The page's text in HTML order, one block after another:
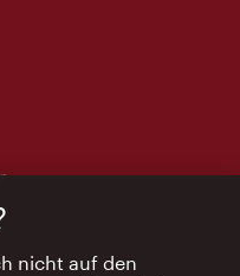
nicht auf den